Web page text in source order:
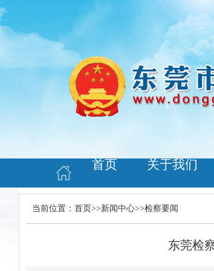
首页 关于我们
当前位置： 首页>>新闻中心>>检察要闻
东莞检